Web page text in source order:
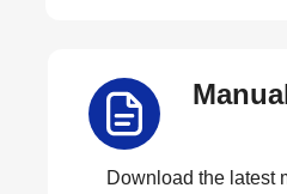
Download the latest